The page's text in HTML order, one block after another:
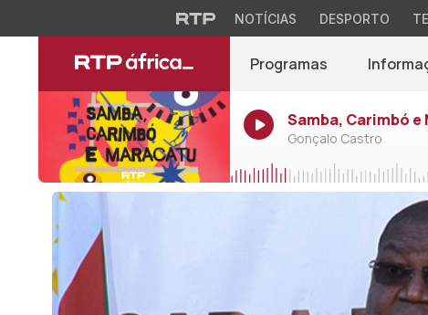
NOTÍCIAS DESPORTO
Programas
Samba, Carimbó
Gonçalo Castro